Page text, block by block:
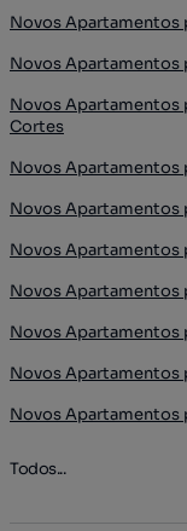
Novos Apartamentos
Novos Apartamentos
Novos Apartamentos
Cortes
Novos Apartamentos
Novos Apartamentos
Novos Apartamentos
Novos Apartamentos
Novos Apartamentos
Novos Apartamentos
Novos Apartamentos
Todos...